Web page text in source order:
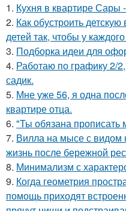
1. Кухня в квартире Сары
2. Как обустроить
детей так, чтобы у
3. Подборка идеи для
4. Работаю по графику 2/
садик.
5. Мне уже 56, я одна
квартире отца.
6. "Ты обязана прописать
7. Вилла на мысе с видом
жизнь после бережной
8. Минимализм с
9. Когда геометрия
помощь приходят